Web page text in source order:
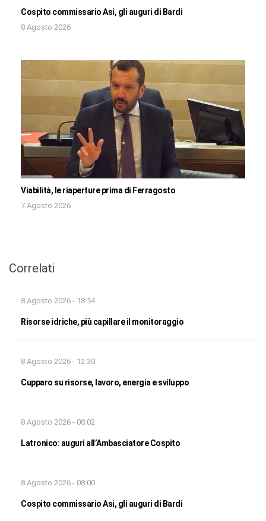
Cospito commissario Asi, gli auguri di Bardi
8 Agosto 2026
Viabilità, le riaperture prima di Ferragosto
7 Agosto 2026
Correlati
8 Agosto 2026 - 18:54
Risorse idriche, più capillare il monitoraggio
8 Agosto 2026 - 12:30
Cupparo su risorse, lavoro, energia e sviluppo
8 Agosto 2026 - 08:02
Latronico: auguri all’Ambasciatore Cospito
8 Agosto 2026 - 08:00
Cospito commissario Asi, gli auguri di Bardi